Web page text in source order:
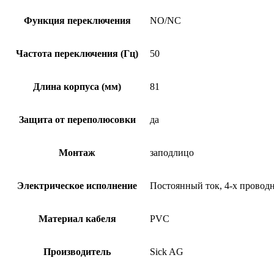
Функция переключения NO/NC
Частота переключения (Гц) 50
Длина корпуса (мм) 81
Защита от переполюсовки да
Монтаж заподлицо
Электрическое исполнение Постоянный ток, 4-х
Материал кабеля PVC
Производитель Sick AG